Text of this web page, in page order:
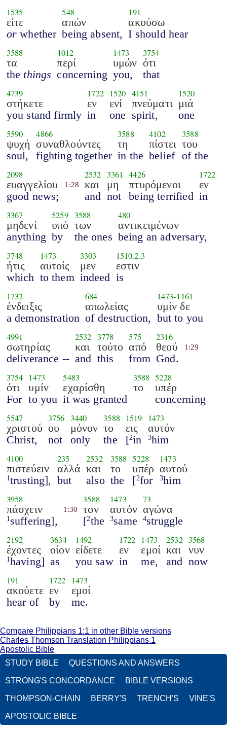
1535
είτε
or whether
548
απών
being absent,
191
ακούσω
I should hear
3588
τα
the things
4012
περί
concerning
1473
υμών
you,
3754
ότι
that
4739
στήκετε
you stand firmly
1722
εν
in
1520
ενί
one
4151
πνεύματι
spirit,
1520
μιά
one
5590
ψυχή
soul,
4866
συναθλούντες
fighting together
3588
τη
in the
4102
πίστει
belief
3588
του
of the
2098
ευαγγελίου
good news;
1:28
2532
και
and
3361
μη
not
4426
πτυρόμενοι
being terrified
1722
εν
in
3367
μηδενί
anything
5259
υπό
by
3588
των
the ones
480
αντικειμένων
being an adversary,
3748
ήτις
which
1473
αυτοίς
to them
3303
μεν
indeed
1510.2.3
εστιν
is
1732
ένδειξις
a demonstration
684
απωλείας
of destruction,
1473-1161
υμίν δε
but to you
4991
σωτηρίας
deliverance --
2532
και
and
3778
τούτο
this
575
από
from
2316
θεού
God.
1:29
3754
ότι
For
1473
υμίν
to you
5483
εχαρίσθη
it was granted
3588
το
5228
υπέρ
concerning
5547
χριστού
Christ,
3756
ου
not
3440
μόνον
only
3588
το
the
1519
εις
[2in
1473
αυτόν
3him
4100
πιστεύειν
1 trusting],
235
αλλά
but
2532
και
also
3588
το
the
5228
υπέρ
[2for
1473
αυτού
3him
3958
πάσχειν
1 suffering],
1:30
3588
τον
[2the
1473
αυτόν
3same
73
αγώνα
4struggle
2192
έχοντες
1 having]
3634
οίον
as
1492
είδετε
you saw
1722
εν
in
1473
εμοί
me,
2532
και
and
3568
νυν
now
191
ακούετε
hear of
1722
εν
by
1473
εμοί
me.
Compare Philippians 1:1 in other Bible versions
Charles Thomson Translation Philippians 1
Apostolic Bible
STUDY BIBLE
QUESTIONS AND ANSWERS
STRONG'S CONCORDANCE BIBLE VERSIONS
THOMPSON-CHAIN BERRY'S TRENCH'S VINE'S
APOSTOLIC BIBLE